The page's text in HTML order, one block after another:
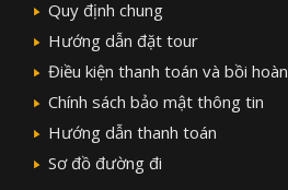
Quy định chung
Hướng dẫn đặt tour
Điều kiện thanh toán và bồi hoàn
Chính sách bảo mật thông tin
Hướng dẫn thanh toán
Sơ đồ đường đi